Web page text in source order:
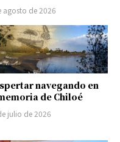
agosto de 2026
navegando en
de Chiloé
julio de 2026